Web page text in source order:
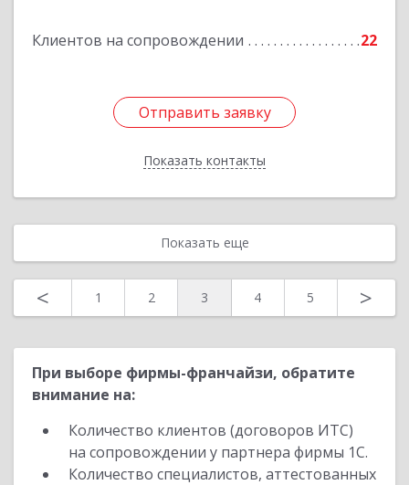
Клиентов на сопровождении 22
Отправить заявку
Показать контакты
Отправить заявку
Назад
Показать еще
< 1 2 3 4 5 >
При выборе фирмы-франчайзи, обратите
внимание на:
Количество клиентов (договоров ИТС)
на сопровождении у партнера фирмы 1С.
Количество специалистов, аттестованных